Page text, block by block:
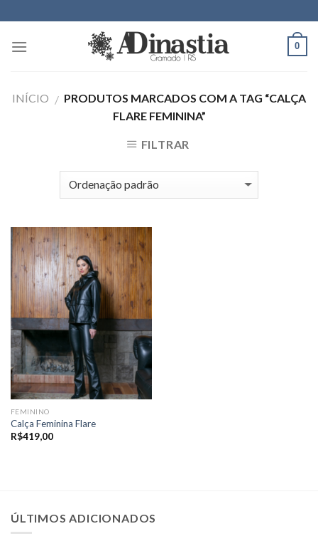
to
content
0
INÍCIO / PRODUTOS MARCADOS COM A TAG “CALÇA
FLARE FEMININA”
FILTRAR
FEMININO
Calça Feminina Flare
R$419,00
ÚLTIMOS ADICIONADOS